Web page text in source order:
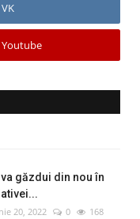
VK
Youtube
găzdui din nou în
20, 2022 0 168